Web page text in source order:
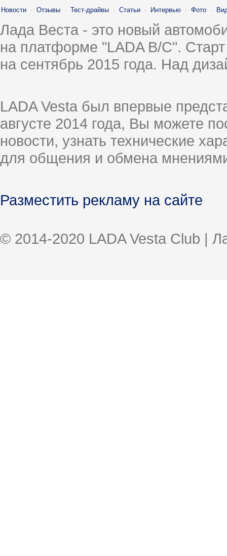
Новости · Отзывы · Тест-драйвы · Статьи · Интервью · Фото ·
Лада Веста - это новый
на платформе "LADA B/C".
на сентябрь 2015 года. Над
LADA Vesta был впервые
августе 2014 года, Вы можете
новости, узнать технические
для общения и обмена
Разместить рекламу на сайте
© 2014-2020 LADA Vesta Club |